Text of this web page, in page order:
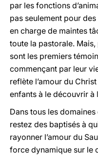
par les fonctions
pas seulement pour
en charge de maintes
toute la pastorale.
sont les premiers
commençant par leur
reflète l’amour du
enfants à le découvrir à
Dans tous les
restez des baptisés à
rayonner l’amour du
force dynamique sur le